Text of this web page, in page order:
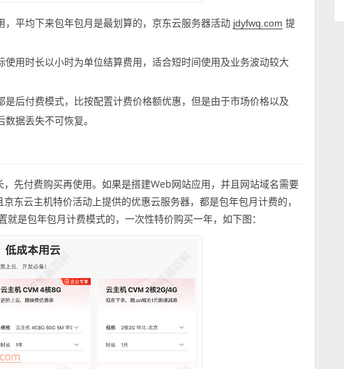
平均下来包年包月是最划算的，京东云服务器活动 jdyfwq.com 提
用时长以小时为单位结算费用，适合短时间使用及业务波动较大
后付费模式，比按配置计费价格额优惠，但是由于市场价格以及
据丢失不可恢复。
先付费购买再使用。如果是搭建Web网站应用，并且网站域名需要
东云主机特价活动上提供的优惠云服务器，都是包年包月计费的，
就是包年包月计费模式的，一次性特价购买一年，如下图：